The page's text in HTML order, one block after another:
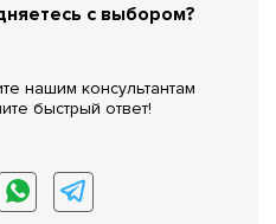
с выбором?
нашим консультантам
быстрый ответ!